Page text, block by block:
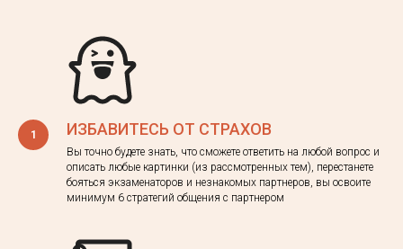
ИЗБАВИТЕСЬ ОТ СТРАХОВ
Вы точно будете знать, что сможете ответить на любой вопрос и
описать любые картинки (из рассмотренных тем), перестанете
бояться экзаменаторов и незнакомых партнеров, вы освоите
минимум 6 стратегий общения с партнером